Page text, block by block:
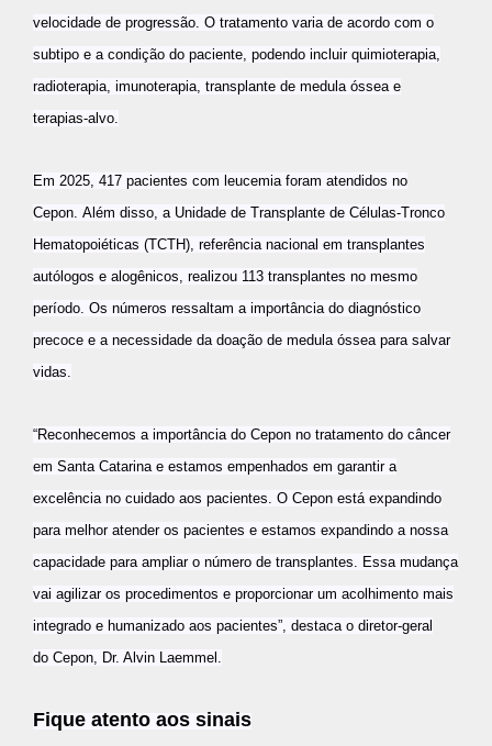
velocidade de progressão. O tratamento varia de acordo com o
subtipo e a condição do paciente, podendo incluir quimioterapia,
radioterapia, imunoterapia, transplante de medula óssea e
terapias-alvo.
Em 2025, 417 pacientes com leucemia foram atendidos no
Cepon. Além disso, a Unidade de Transplante de Células-Tronco
Hematopoiéticas (TCTH), referência nacional em transplantes
autólogos e alogênicos, realizou 113 transplantes no mesmo
período. Os números ressaltam a importância do diagnóstico
precoce e a necessidade da doação de medula óssea para salvar
vidas.
“Reconhecemos a importância do Cepon no tratamento do câncer
em Santa Catarina e estamos empenhados em garantir a
excelência no cuidado aos pacientes. O Cepon está expandindo
para melhor atender os pacientes e estamos expandindo a nossa
capacidade para ampliar o número de transplantes. Essa mudança
vai agilizar os procedimentos e proporcionar um acolhimento mais
integrado e humanizado aos pacientes”, destaca o diretor-geral
do Cepon, Dr. Alvin Laemmel.
Fique atento aos sinais